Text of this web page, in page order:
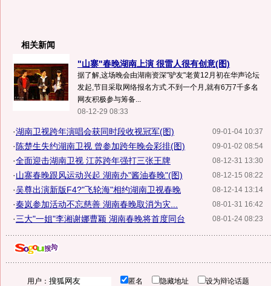
相关新闻
"山寨"春晚湖南上演 很雷人很有创意(图)
据了解,这场晚会由湖南资深"驴友"老黄12月初在华声论坛
发起,节目采取网络报名方式.不到一个月,就有6万7千多名
网友积极参与筹备...
08-12-29 08:33
09-01-04 10:37
·湖南卫视跨年演唱会获同时段收视冠军(图)
09-01-02 08:54
· 陈楚生失约湖南卫视 曾参加跨年晚会彩排(图)
08-12-31 13:30
·全面迎击湖南卫视 江苏跨年强打三张王牌
08-12-15 08:22
·山寨春晚跟风运动兴起 湖南办"酱油春晚"(图)
08-12-14 13:14
·吴尊出演新版F4?"飞轮海"相约湖南卫视春晚
08-01-31 16:42
·秦岚参加活动不忘慈善 湖南春晚取消为灾...
08-01-24 08:23
·三大"一姐"李湘谢娜曹颖 湖南春晚将首度同台
用户： 匿名 隐藏地址 设为辩论话题